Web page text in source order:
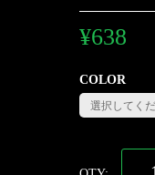
¥638
COLOR